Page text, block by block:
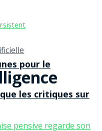
pour le
les critiques sur